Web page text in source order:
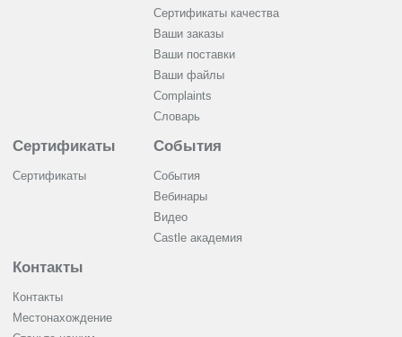
Сертификаты качества
Ваши заказы
Ваши поставки
Ваши файлы
Complaints
Словарь
Сертификаты
Сертификаты
События
События
Вебинары
Видео
Castle академия
Контакты
Контакты
Местонахождение